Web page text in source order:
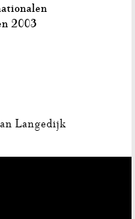
2003
Langedijk